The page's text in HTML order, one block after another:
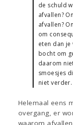
de schuld
afvallen?
afvallen?
om
eten dan
bocht om
daarom
smoesjes
niet verder.
Helemaal eens
overgang, er
waarom